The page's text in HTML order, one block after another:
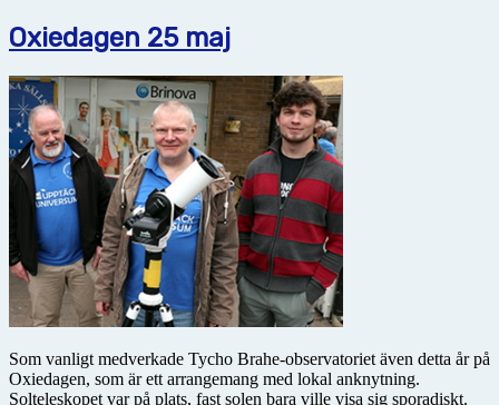
Oxiedagen 25 maj
Som vanligt medverkade Tycho Brahe-observatoriet även detta år på
Oxiedagen, som är ett arrangemang med lokal anknytning.
Solteleskopet var på plats, fast solen bara ville visa sig sporadiskt.